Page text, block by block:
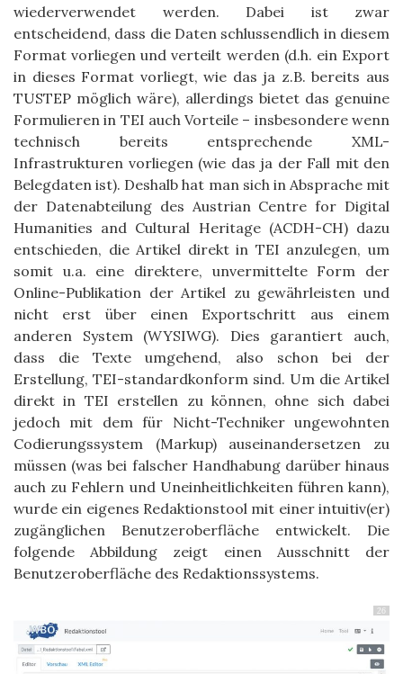
wiederverwendet werden. Dabei ist zwar
entscheidend, dass die Daten schlussendlich in diesem
Format vorliegen und verteilt werden (d.h. ein Export
in dieses Format vorliegt, wie das ja z.B. bereits aus
TUSTEP möglich wäre), allerdings bietet das genuine
Formulieren in TEI auch Vorteile – insbesondere wenn
technisch bereits entsprechende XML-
Infrastrukturen vorliegen (wie das ja der Fall mit den
Belegdaten ist). Deshalb hat man sich in Absprache mit
der Datenabteilung des Austrian Centre for Digital
Humanities and Cultural Heritage (ACDH-CH) dazu
entschieden, die Artikel direkt in TEI anzulegen, um
somit u.a. eine direktere, unvermittelte Form der
Online-Publikation der Artikel zu gewährleisten und
nicht erst über einen Exportschritt aus einem
anderen System (WYSIWG). Dies garantiert auch,
dass die Texte umgehend, also schon bei der
Erstellung, TEI-standardkonform sind. Um die Artikel
direkt in TEI erstellen zu können, ohne sich dabei
jedoch mit dem für Nicht-Techniker ungewohnten
Codierungssystem (Markup) auseinandersetzen zu
müssen (was bei falscher Handhabung darüber hinaus
auch zu Fehlern und Uneinheitlichkeiten führen kann),
wurde ein eigenes Redaktionstool mit einer intuitiv(er)
zugänglichen Benutzeroberfläche entwickelt. Die
folgende Abbildung zeigt einen Ausschnitt der
Benutzeroberfläche des Redaktionssystems.
26